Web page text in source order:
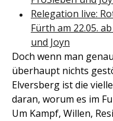
Relegation live:
Fürth am 22.05.
und Joyn
Doch wenn man
überhaupt nichts
Elversberg ist die
daran, worum es im
Um Kampf, Willen,